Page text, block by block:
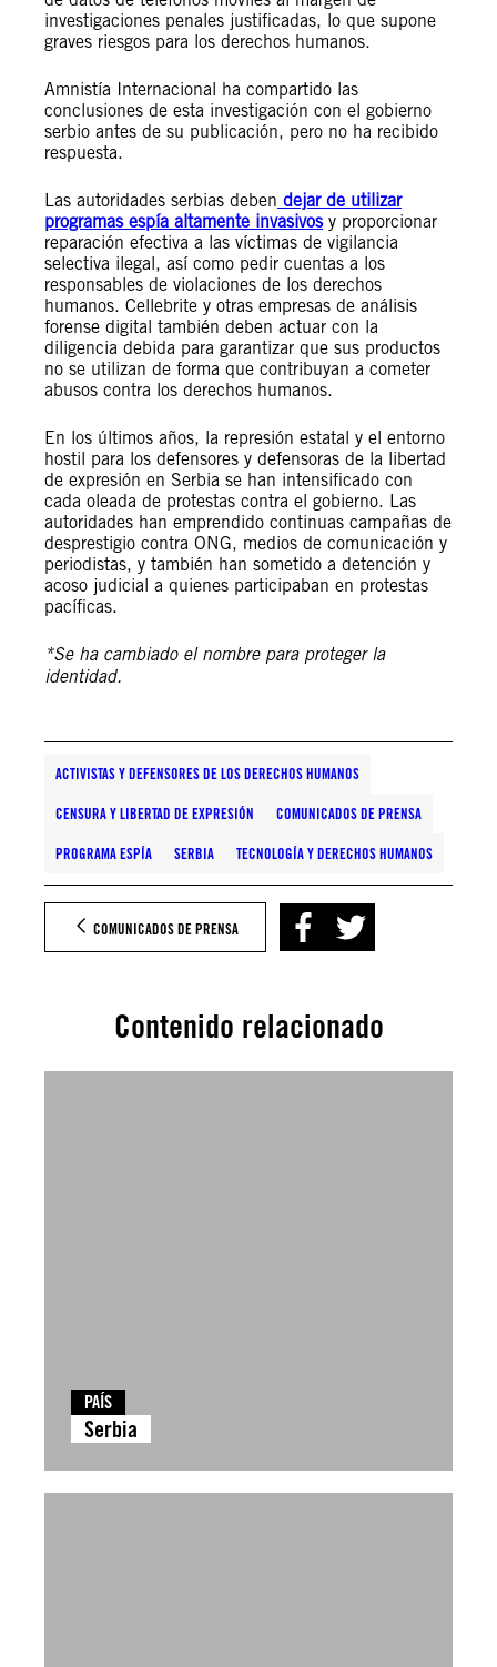
investigaciones penales justificadas, lo que supone
graves riesgos para los derechos humanos.
Amnistía Internacional ha compartido las
conclusiones de esta investigación con el gobierno
serbio antes de su publicación, pero no ha recibido
respuesta.
Las autoridades serbias deben dejar de utilizar
programas espía altamente invasivosy proporcionar
reparación efectiva a las víctimas de vigilancia
selectiva ilegal, así como pedir cuentas a los
responsables de violaciones de los derechos
humanos. Cellebrite y otras empresas de análisis
forense digital también deben actuar con la
diligencia debida para garantizar que sus productos
no se utilizan de forma que contribuyan a cometer
abusos contra los derechos humanos.
En los últimos años, la represión estatal y el entorno
hostil para los defensores y defensoras de la libertad
de expresión en Serbia se han intensificado con
cada oleada de protestas contra el gobierno. Las
autoridades han emprendido continuas campañas de
desprestigio contra ONG, medios de comunicación y
periodistas, y también han sometido a detención y
acoso judicial a quienes participaban en protestas
pacíficas.
*Se ha cambiado el nombre para proteger la
identidad.
ACTIVISTAS Y DEFENSORES DE LOS DERECHOS HUMANOS
CENSURA Y LIBERTAD DE EXPRESIÓN COMUNICADOS DE PRENSA
PROGRAMA ESPÍA SERBIA TECNOLOGÍA Y DERECHOS HUMANOS
COMUNICADOS DE PRENSA
Contenido relacionado
PAÍS
Serbia